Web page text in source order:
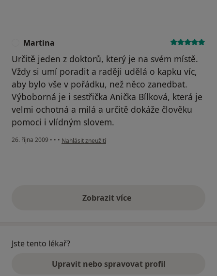
Martina
Určitě jeden z doktorů, který je na svém místě.
Vždy si umí poradit a raději udělá o kapku víc,
aby bylo vše v pořádku, než něco zanedbat.
Výboborná je i sestřička Anička Bílková, která je
velmi ochotná a milá a určitě dokáže člověku
pomoci i vlídným slovem.
26. října 2009 • • • podle názoru uživatele Martina
Nahlásit zneužití
Zobrazit vícevýše uvedené názory
Jste tento lékař?
Upravit nebo spravovat profil